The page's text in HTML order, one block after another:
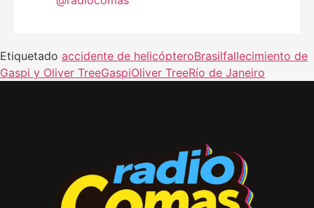
Etiquetado accidente de helicópteroBrasilfallecimiento de
Gaspi y Oliver TreeGaspiOliver TreeRío de Janeiro